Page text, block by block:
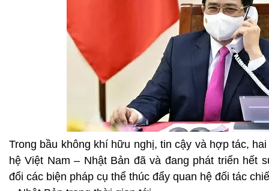
Trong bầu không khí hữu nghị, tin cậy và hợp tác,
hệ Việt Nam – Nhật Bản đã và đang phát triển hết
đổi các biện pháp cụ thể thúc đẩy quan hệ đối tác